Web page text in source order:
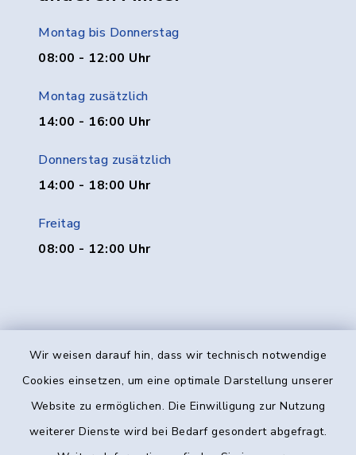
Wir weisen darauf hin, dass wir technisch notwendige
Cookies einsetzen, um eine optimale Darstellung unserer
Website zu ermöglichen. Die Einwilligung zur Nutzung
weiterer Dienste wird bei Bedarf gesondert abgefragt.
Montag bis Donnerstag
08:00 - 12:00 Uhr
Montag zusätzlich
14:00 - 16:00 Uhr
Donnerstag zusätzlich
14:00 - 18:00 Uhr
Freitag
08:00 - 12:00 Uhr
Kontakt